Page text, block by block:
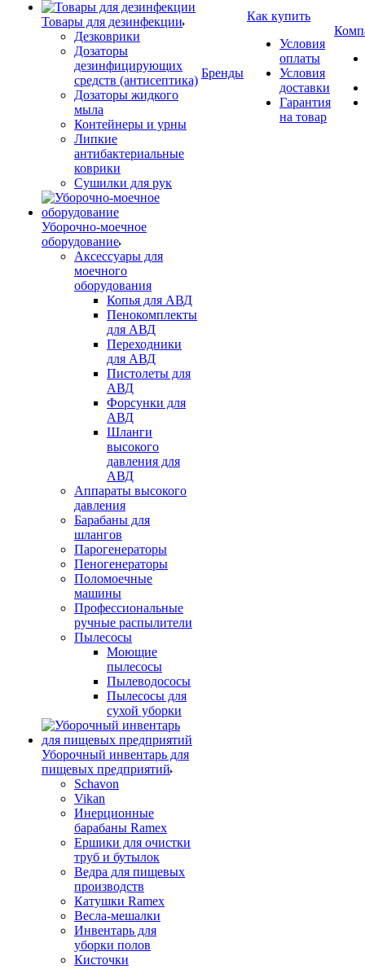
Товары для дезинфекции
Дезковрики
Дозаторы
дезинфицирующих
средств (антисептика)
Дозаторы жидкого
мыла
Контейнеры и урны
Липкие
антибактериальные
коврики
Сушилки для рук
Уборочно-моечное
оборудование
Аксессуары для
моечного
оборудования
Копья для АВД
Пенокомплекты
для АВД
Переходники
для АВД
Пистолеты для
АВД
Форсунки для
АВД
Шланги
высокого
давления для
АВД
Аппараты высокого
давления
Барабаны для
шлангов
Парогенераторы
Пеногенераторы
Поломоечные
машины
Профессиональные
ручные распылители
Пылесосы
Моющие
пылесосы
Пылеводососы
Пылесосы для
сухой уборки
Уборочный инвентарь для
пищевых предприятий
Schavon
Vikan
Инерционные
барабаны Ramex
Ершики для очистки
труб и бутылок
Ведра для пищевых
производств
Катушки Ramex
Весла-мешалки
Инвентарь для
уборки полов
Кисточки
Бренды
Как купить
Условия
оплаты
Условия
доставки
Гарантия
на товар